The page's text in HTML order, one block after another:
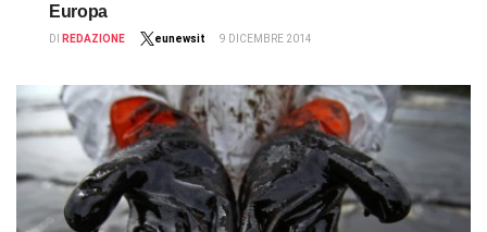
Europa
DI REDAZIONE eunewsit 9 DICEMBRE 2014